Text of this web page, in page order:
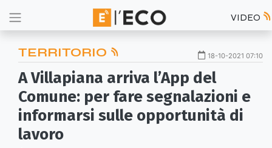
VIDEO
TERRITORIO 18-10-2021 07:10
A Villapiana arriva l’App del
Comune: per fare segnalazioni e
informarsi sulle opportunità di
lavoro